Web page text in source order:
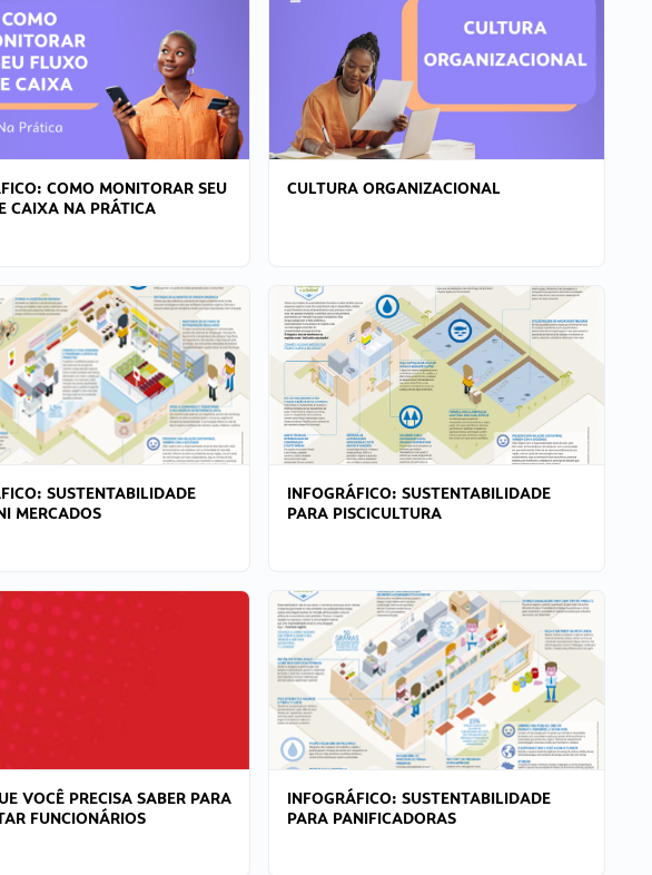
COMO MONITORAR SEU
CAIXA NA PRÁTICA
CULTURA ORGANIZACIONAL
SUSTENTABILIDADE
MERCADOS
INFOGRÁFICO: SUSTENTABILIDADE
PARA PISCICULTURA
VOCÊ PRECISA SABER PARA
FUNCIONÁRIOS
INFOGRÁFICO: SUSTENTABILIDADE
PARA PANIFICADORAS